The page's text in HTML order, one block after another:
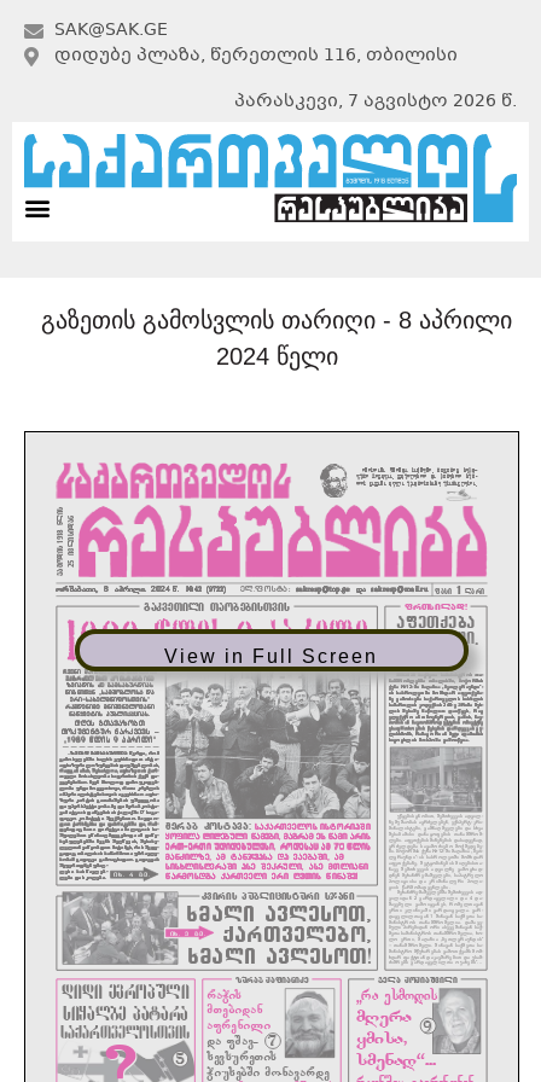
SAK@SAK.GE
ᲓᲘᲓᲣᲑᲔ ᲞᲚᲐᲖᲐ, ᲬᲔᲠᲔᲗᲚᲘᲡ 116, ᲗᲑᲘᲚᲘᲡᲘ
პარასკევი, 7 აგვისტო 2026 წ.
გაზეთის გამოსვლის თარიღი - 8 აპრილი
2024 წელი
View in Full Screen